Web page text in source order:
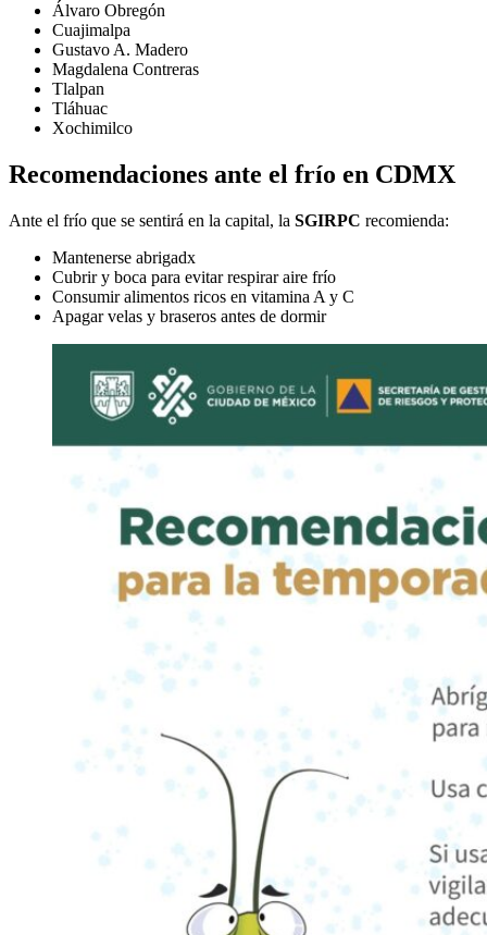
Álvaro Obregón
Cuajimalpa
Gustavo A. Madero
Magdalena Contreras
Tlalpan
Tláhuac
Xochimilco
Recomendaciones ante el frío en CDMX
Ante el frío que se sentirá en la capital, la SGIRPC recomienda:
Mantenerse abrigadx
Cubrir y boca para evitar respirar aire frío
Consumir alimentos ricos en vitamina A y C
Apagar velas y braseros antes de dormir